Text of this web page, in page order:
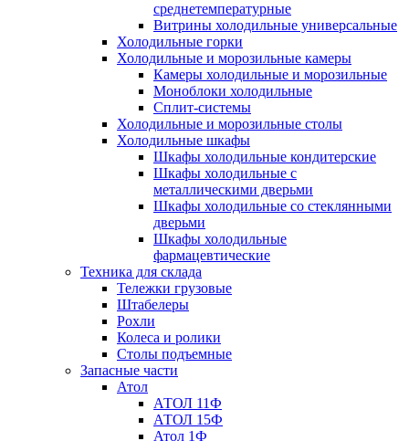
среднетемпературные
Витрины холодильные универсальные
Холодильные горки
Холодильные и морозильные камеры
Камеры холодильные и морозильные
Моноблоки холодильные
Сплит-системы
Холодильные и морозильные столы
Холодильные шкафы
Шкафы холодильные кондитерские
Шкафы холодильные с
металлическими дверьми
Шкафы холодильные со стеклянными
дверьми
Шкафы холодильные
фармацевтические
Техника для склада
Тележки грузовые
Штабелеры
Рохли
Колеса и ролики
Столы подъемные
Запасные части
Атол
АТОЛ 11Ф
АТОЛ 15Ф
Атол 1Ф